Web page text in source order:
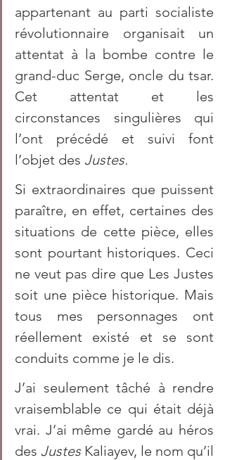
appartenant au parti socialiste
révolutionnaire organisait un
attentat à la bombe contre le
grand-duc Serge, oncle du tsar.
Cet attentat et les
circonstances singulières qui
l’ont précédé et suivi font
l’objet des Justes.
Si extraordinaires que puissent
paraître, en effet, certaines des
situations de cette pièce, elles
sont pourtant historiques. Ceci
ne veut pas dire que Les Justes
soit une pièce historique. Mais
tous mes personnages ont
réellement existé et se sont
conduits comme je le dis.
J’ai seulement tâché à rendre
vraisemblable ce qui était déjà
vrai. J’ai même gardé au héros
des Justes Kaliayev, le nom qu’il